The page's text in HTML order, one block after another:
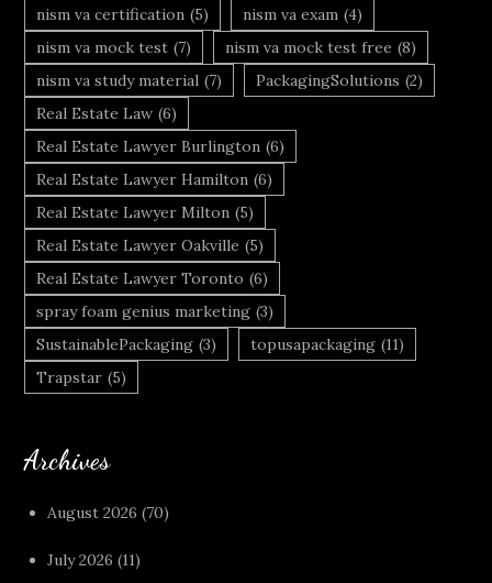
nism va certification (5) nism va exam (4)
nism va mock test (7) nism va mock test free (8)
nism va study material (7) PackagingSolutions (2)
Real Estate Law (6)
Real Estate Lawyer Burlington (6)
Real Estate Lawyer Hamilton (6)
Real Estate Lawyer Milton (5)
Real Estate Lawyer Oakville (5)
Real Estate Lawyer Toronto (6)
spray foam genius marketing (3)
SustainablePackaging (3) topusapackaging (11)
Trapstar (5)
Archives
August 2026 (70)
July 2026 (11)